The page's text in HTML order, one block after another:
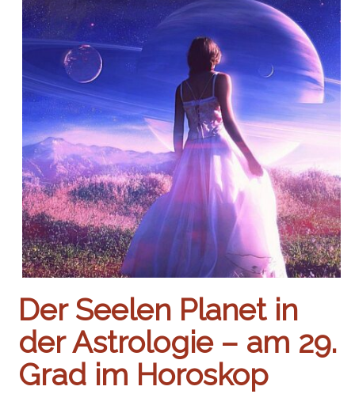
Der Seelen Planet in
der Astrologie – am 29.
Grad im Horoskop